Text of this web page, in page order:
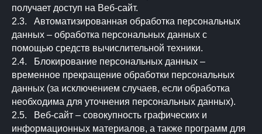
получает доступ на Веб-сайт.
2.3. Автоматизированная обработка персональных
данных – обработка персональных данных с
помощью средств вычислительной техники.
2.4. Блокирование персональных данных –
временное прекращение обработки персональных
данных (за исключением случаев, если обработка
необходима для уточнения персональных данных).
2.5. Веб-сайт – совокупность графических и
информационных материалов, а также программ для